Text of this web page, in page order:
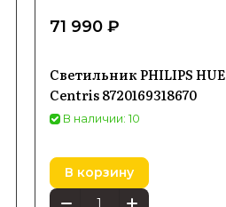
71 990 ₽
Светильник PHILIPS HUE
Centris 8720169318670
В наличии: 10
В корзину